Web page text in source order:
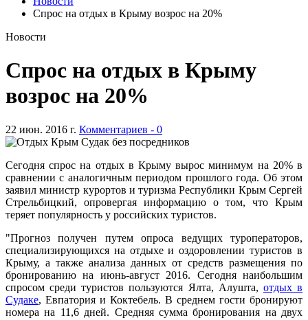
Спрос на отдых в Крыму возрос на 20%
Новости
Спрос на отдых в Крыму
возрос на 20%
22 июн. 2016 г. Комментариев - 0
Сегодня спрос на отдых в Крыму вырос минимум на 20% в
сравнении с аналогичным периодом прошлого года. Об этом
заявил министр курортов и туризма Республики Крым Сергей
Стрельбицкий, опровергая информацию о том, что Крым
теряет популярность у российских туристов.
"Прогноз получен путем опроса ведущих туроператоров,
специализирующихся на отдыхе и оздоровлении туристов в
Крыму, а также анализа данных от средств размещения по
бронированию на июнь-август 2016. Сегодня наибольшим
спросом среди туристов пользуются Ялта, Алушта, отдых в
Судаке, Евпатория и Коктебель. В среднем гости бронируют
номера на 11,6 дней. Средняя сумма бронирования на двух